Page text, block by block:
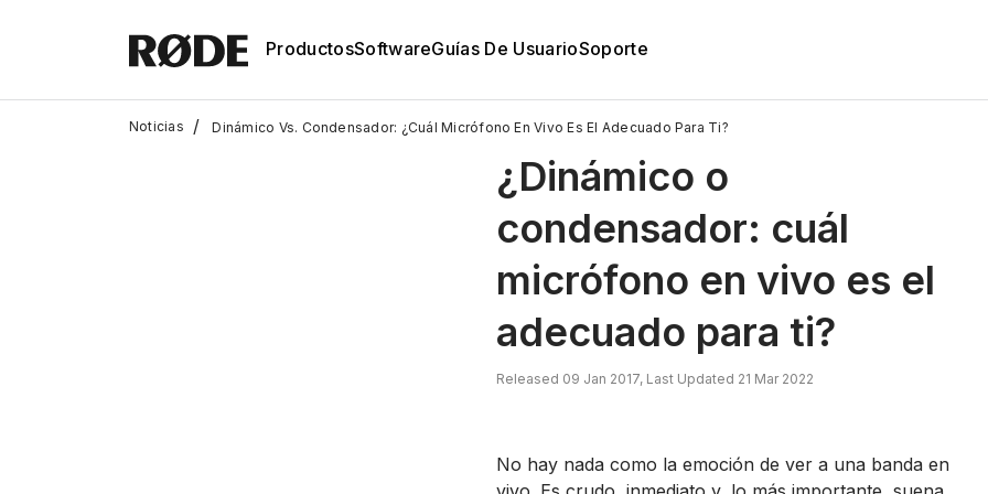
ProductosSoftwareGuías De UsuarioSoporte
Noticias / Dinámico Vs. Condensador: ¿Cuál Micrófono En Vivo Es El Adecuado Para Ti?
¿Dinámico o
condensador: cuál
micrófono en vivo es el
adecuado para ti?
Released 09 Jan 2017, Last Updated 21 Mar 2022
No hay nada como la emoción de ver a una banda en